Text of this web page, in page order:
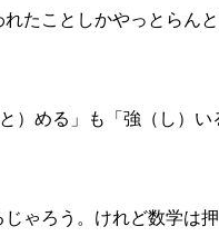
たことしかやっとらん
める」も「強（し）
ゃろう。けれど数学は